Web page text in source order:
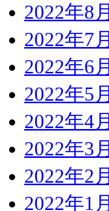
2022年8月
2022年7月
2022年6月
2022年5月
2022年4月
2022年3月
2022年2月
2022年1月